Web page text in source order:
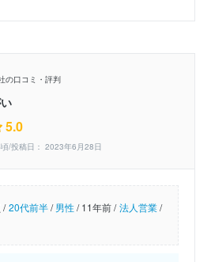
の口コミ・評判
5.0
/投稿日： 2023年6月28日
/ 20代前半/男性/11年前 / 法人営業/